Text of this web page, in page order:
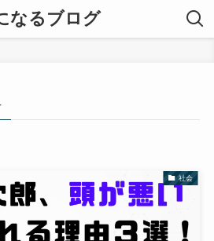
なるブログ
社会